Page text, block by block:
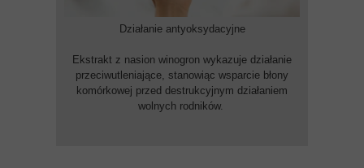
Działanie antyoksydacyjne
Ekstrakt z nasion winogron wykazuje działanie
przeciwutleniające, stanowiąc wsparcie błony
komórkowej przed destrukcyjnym działaniem
wolnych rodników.